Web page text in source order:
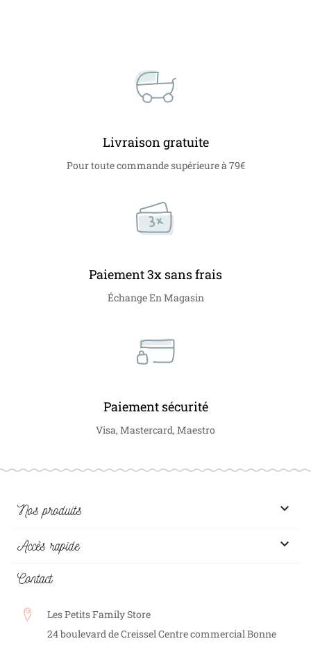
Livraison gratuite
Pour toute commande supérieure à 79€
Paiement 3x sans frais
Échange En Magasin
Paiement sécurité
Visa, Mastercard, Maestro
Nos produits 
Accès rapide 
Contact
Les Petits Family Store
24 boulevard de Creissel Centre commercial Bonne